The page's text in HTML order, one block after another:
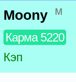
Moony м
Карма 5220
Кэп